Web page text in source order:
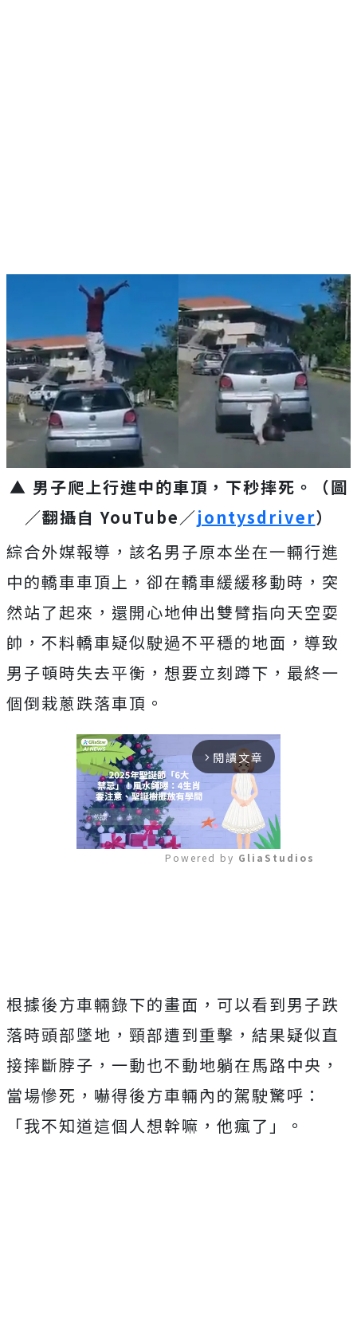
▲ 男子爬上行進中的車頂，下秒摔死。（圖
／翻攝自 YouTube／jontysdriver）
綜合外媒報導，該名男子原本坐在一輛行進
中的轎車車頂上，卻在轎車緩緩移動時，突
然站了起來，還開心地伸出雙臂指向天空耍
帥，不料轎車疑似駛過不平穩的地面，導致
男子頓時失去平衡，想要立刻蹲下，最終一
個倒栽蔥跌落車頂。
arrow_forward_ios 閱讀文章
Powered by GliaStudios
根據後方車輛錄下的畫面，可以看到男子跌
落時頭部墜地，頸部遭到重擊，結果疑似直
接摔斷脖子，一動也不動地躺在馬路中央，
當場慘死，嚇得後方車輛內的駕駛驚呼：
「我不知道這個人想幹嘛，他瘋了」。